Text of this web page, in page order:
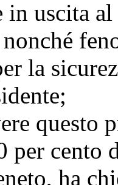
in uscita
la
per cento
ha